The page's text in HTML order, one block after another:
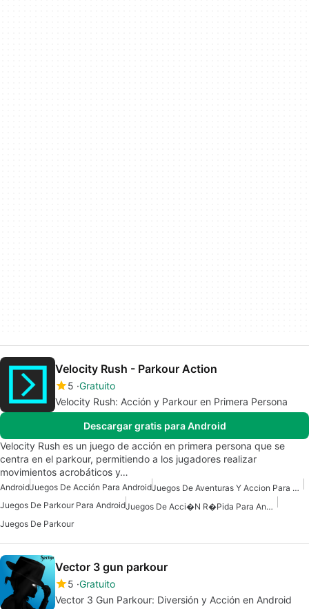
Velocity Rush - Parkour Action
5 Gratuito
Velocity Rush: Acción y Parkour en Primera Persona
Descargar gratis para Android
Velocity Rush es un juego de acción en primera persona que se
centra en el parkour, permitiendo a los jugadores realizar
movimientos acrobáticos y…
AndroidJuegos De Acción Para Android
Juegos De Aventuras Y Accion Para Android
Juegos De Parkour Para Android
Juegos De Acci�n R�pida Para Android
Juegos De Parkour
Vector 3 gun parkour
5 Gratuito
Vector 3 Gun Parkour: Diversión y Acción en Android